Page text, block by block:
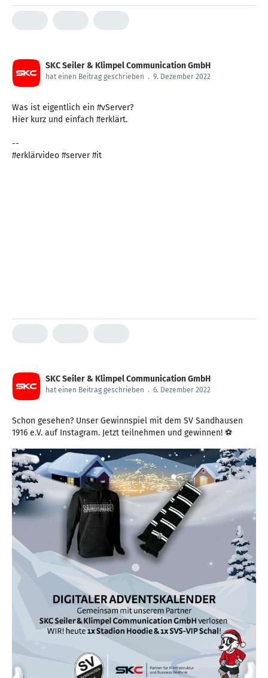
SKC Seiler & Klimpel Communication GmbH
hat einen Beitrag geschrieben . 9. Dezember 2022
Was ist eigentlich ein #vServer?
Hier kurz und einfach #erklärt.
--
#erklärvideo #server #it
SKC Seiler & Klimpel Communication GmbH
hat einen Beitrag geschrieben . 6. Dezember 2022
Schon gesehen? Unser Gewinnspiel mit dem SV Sandhausen
1916 e.V. auf Instagram. Jetzt teilnehmen und gewinnen! ⚽